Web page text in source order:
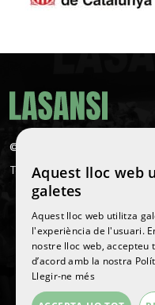
©
Tots els drets reservats
Aquest lloc web
galetes
Aquest lloc web utilitza
l'experiència de l'usuari.
nostre lloc web, accepteu
d’acord amb la nostra
Llegir-ne més